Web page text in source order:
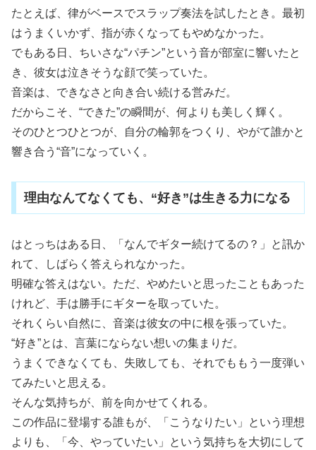
たとえば、律がベースでスラップ奏法を試したとき。最初
はうまくいかず、指が赤くなってもやめなかった。
でもある日、ちいさな“パチン”という音が部室に響いたと
き、彼女は泣きそうな顔で笑っていた。
音楽は、できなさと向き合い続ける営みだ。
だからこそ、“できた”の瞬間が、何よりも美しく輝く。
そのひとつひとつが、自分の輪郭をつくり、やがて誰かと
響き合う“音”になっていく。
理由なんてなくても、“好き”は生きる力になる
はとっちはある日、「なんでギター続けてるの？」と訊か
れて、しばらく答えられなかった。
明確な答えはない。ただ、やめたいと思ったこともあった
けれど、手は勝手にギターを取っていた。
それくらい自然に、音楽は彼女の中に根を張っていた。
“好き”とは、言葉にならない想いの集まりだ。
うまくできなくても、失敗しても、それでももう一度弾い
てみたいと思える。
そんな気持ちが、前を向かせてくれる。
この作品に登場する誰もが、「こうなりたい」という理想
よりも、「今、やっていたい」という気持ちを大切にして